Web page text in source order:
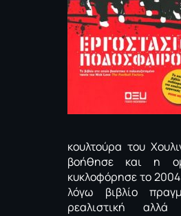
κουλτούρα του
βοήθησε και η
κυκλοφόρησε το
λόγω βιβλίο
ρεαλιστική αλλά